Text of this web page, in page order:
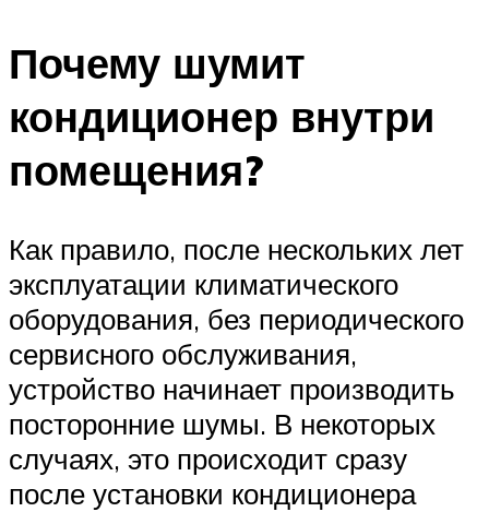
Почему шумит
кондиционер внутри
помещения?
Как правило, после нескольких лет
эксплуатации климатического
оборудования, без периодического
сервисного обслуживания,
устройство начинает производить
посторонние шумы. В некоторых
случаях, это происходит сразу
после установки кондиционера